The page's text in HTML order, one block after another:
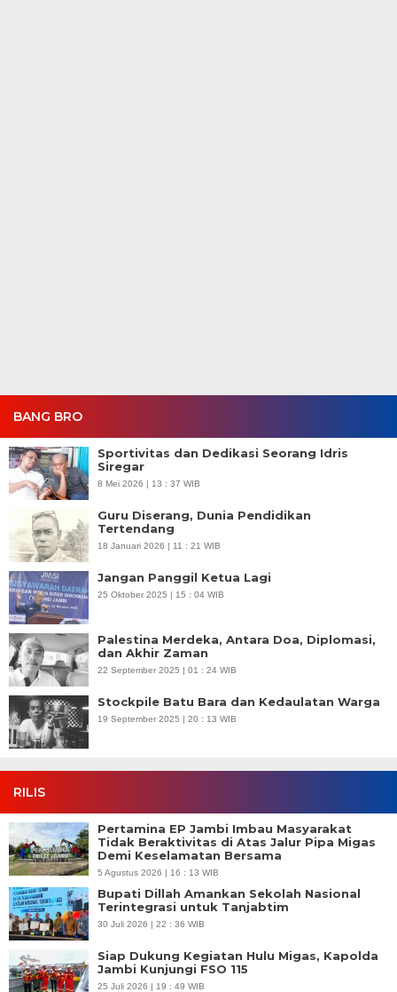
BANG BRO
Sportivitas dan Dedikasi Seorang Idris
Siregar
8 Mei 2026 | 13 : 37 WIB
Guru Diserang, Dunia Pendidikan
Tertendang
18 Januari 2026 | 11 : 21 WIB
Jangan Panggil Ketua Lagi
25 Oktober 2025 | 15 : 04 WIB
Palestina Merdeka, Antara Doa, Diplomasi,
dan Akhir Zaman
22 September 2025 | 01 : 24 WIB
Stockpile Batu Bara dan Kedaulatan Warga
19 September 2025 | 20 : 13 WIB
RILIS
Pertamina EP Jambi Imbau Masyarakat
Tidak Beraktivitas di Atas Jalur Pipa Migas
Demi Keselamatan Bersama
5 Agustus 2026 | 16 : 13 WIB
Bupati Dillah Amankan Sekolah Nasional
Terintegrasi untuk Tanjabtim
30 Juli 2026 | 22 : 36 WIB
Siap Dukung Kegiatan Hulu Migas, Kapolda
Jambi Kunjungi FSO 115
25 Juli 2026 | 19 : 49 WIB